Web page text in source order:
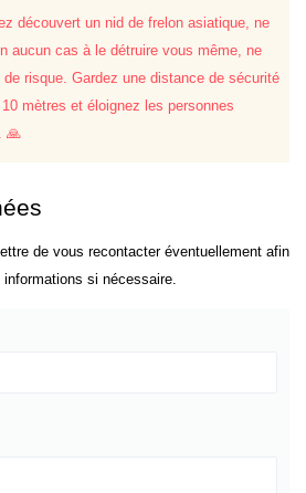
découvert un nid de frelon asiatique, ne
aucun cas à le détruire vous même, ne
de risque. Gardez une distance de sécurité
mètres et éloignez les personnes
🙏
de vous recontacter éventuellement afin
si nécessaire.